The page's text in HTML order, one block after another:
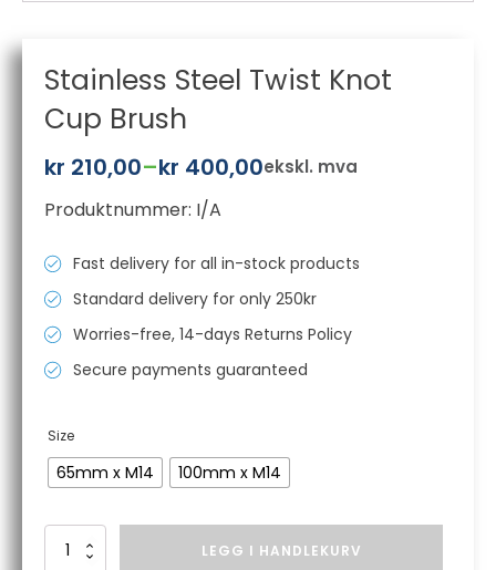
Stainless Steel Twist Knot
Cup Brush
kr 210,00–kr 400,00
Prisområde:
kr 210,00
til
kr 400,00
ekskl. mva
Produktnummer: I/A
Fast delivery for all in-stock products
Standard delivery for only 250kr
Worries-free, 14-days Returns Policy
Secure payments guaranteed
Size
65mm x M14 100mm x M14
Stainless
LEGG I HANDLEKURV